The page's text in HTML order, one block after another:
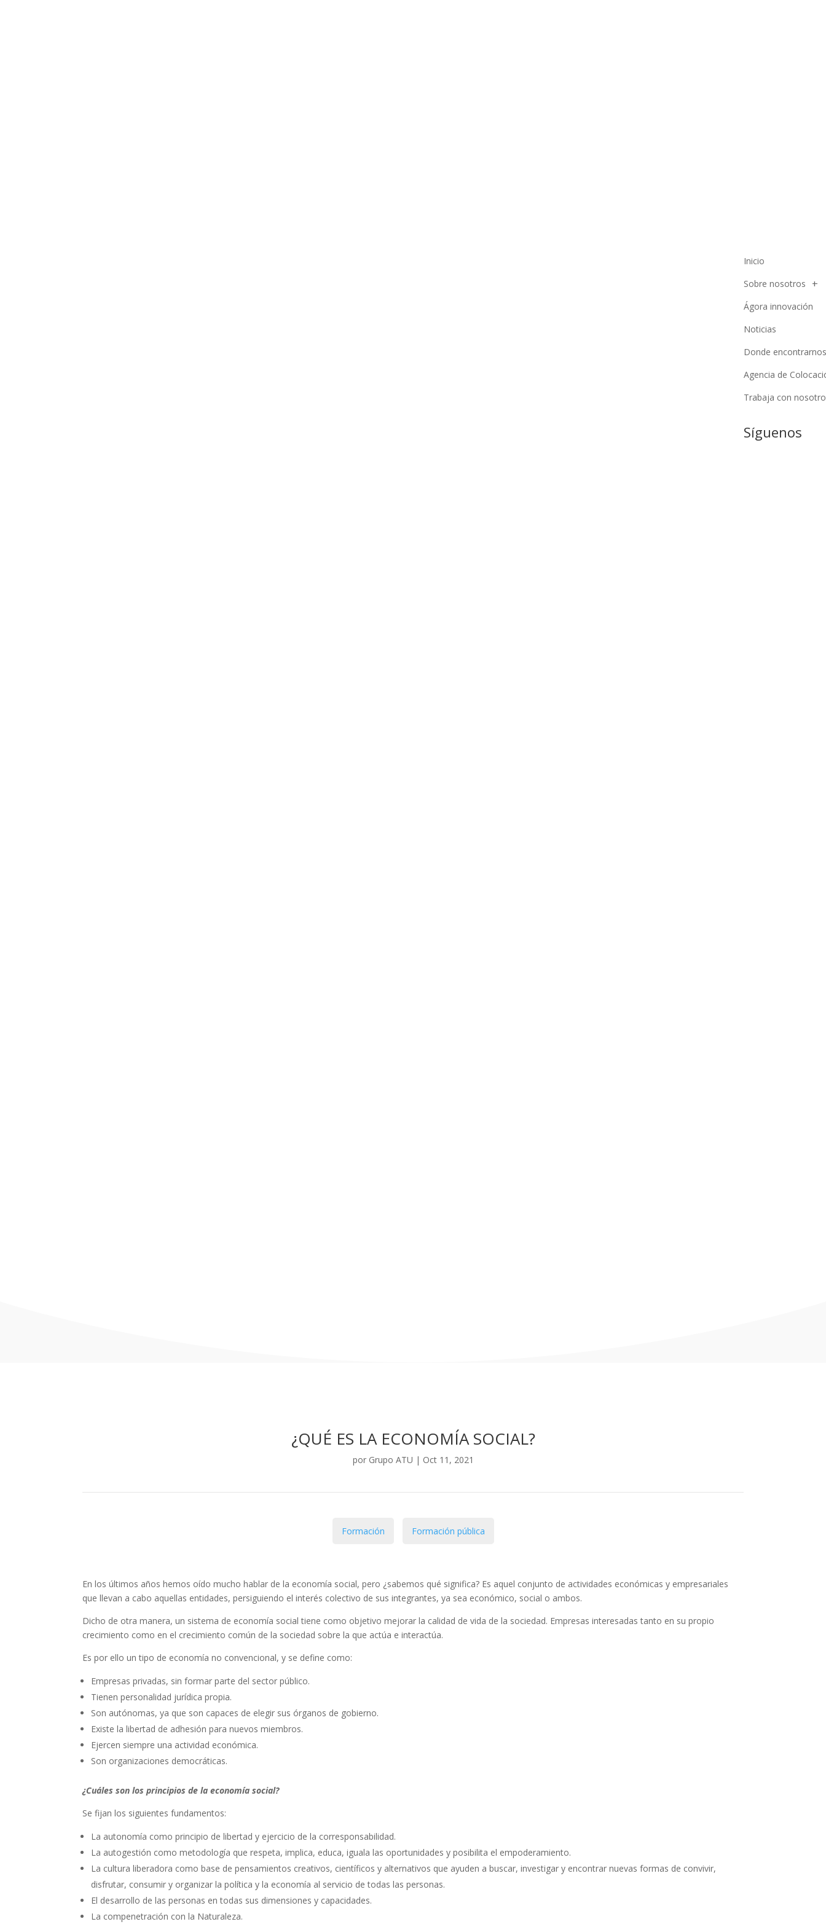
Inicio
Sobre nosotros
Ágora innovación
Noticias
Donde encontrarnos
Agencia de
Trabaja con
Síguenos
¿QUÉ ES LA ECONOMÍA SOCIAL?
por Grupo ATU | Oct 11, 2021
Formación Formación pública
En los últimos años hemos oído mucho hablar de la economía social, pero ¿sabemos qué significa? Es aquel conjunto de actividades económicas y empresariales
que llevan a cabo aquellas entidades, persiguiendo el interés colectivo de sus integrantes, ya sea económico, social o ambos.
Dicho de otra manera, un sistema de economía social tiene como objetivo mejorar la calidad de vida de la sociedad. Empresas interesadas tanto en su propio
crecimiento como en el crecimiento común de la sociedad sobre la que actúa e interactúa.
Es por ello un tipo de economía no convencional, y se define como:
Empresas privadas, sin formar parte del sector público.
Tienen personalidad jurídica propia.
Son autónomas, ya que son capaces de elegir sus órganos de gobierno.
Existe la libertad de adhesión para nuevos miembros.
Ejercen siempre una actividad económica.
Son organizaciones democráticas.
¿Cuáles son los principios de la economía social?
Se fijan los siguientes fundamentos:
La autonomía como principio de libertad y ejercicio de la corresponsabilidad.
La autogestión como metodología que respeta, implica, educa, iguala las oportunidades y posibilita el empoderamiento.
La cultura liberadora como base de pensamientos creativos, científicos y alternativos que ayuden a buscar, investigar y encontrar nuevas formas de convivir,
disfrutar, consumir y organizar la política y la economía al servicio de todas las personas.
El desarrollo de las personas en todas sus dimensiones y capacidades.
La compenetración con la Naturaleza.